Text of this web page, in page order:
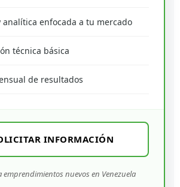
analítica enfocada a tu mercado
técnica básica
de resultados
INFORMACIÓN
emprendimientos nuevos en Venezuela